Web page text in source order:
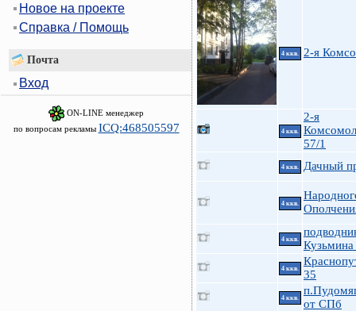
Новое на проекте
Справка / Помощь
Почта
Вход
ON-LINE менеджер
по вопросам рекламы ICQ:468505597
4 ккв. 2-я
4 ккв.
2-я
57/1
4 ккв. Дачный
4 ккв.
4 ккв.
Кузьмина
4 ккв.
35
4 ккв.
от СПб